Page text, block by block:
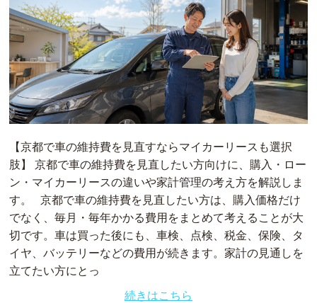
【京都で車の維持費を見直すならマイカーリースも選択
肢】 京都で車の維持費を見直したい方向けに、購入・ロー
ン・マイカーリースの違いや家計管理の考え方を解説しま
す。 京都で車の維持費を見直したい方は、購入価格だけ
でなく、毎月・毎年かかる費用をまとめて考えることが大
切です。車は買った後にも、車検、点検、税金、保険、タ
イヤ、バッテリーなどの費用が続きます。家計の見通しを
立てたい方にとっ
続きはこちら